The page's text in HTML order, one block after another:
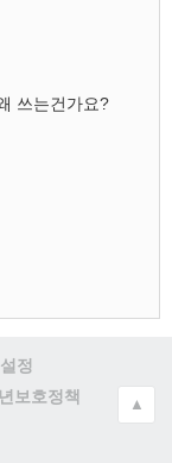
쓰는건가요?
설정
보호정책
▲